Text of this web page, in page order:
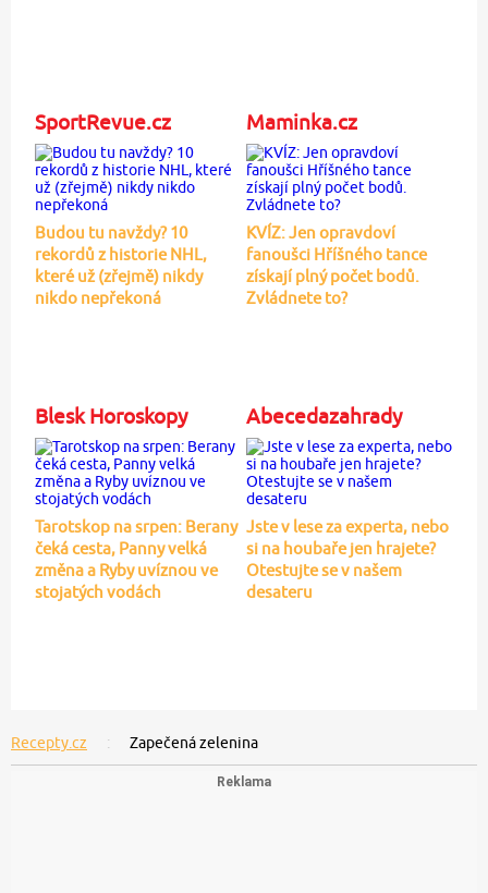
SportRevue.cz
Budou tu navždy? 10
rekordů z historie NHL,
které už (zřejmě) nikdy
nikdo nepřekoná
Maminka.cz
KVÍZ: Jen opravdoví
fanoušci Hříšného tance
získají plný počet bodů.
Zvládnete to?
Blesk Horoskopy
Tarotskop na srpen: Berany
čeká cesta, Panny velká
změna a Ryby uvíznou ve
stojatých vodách
Abecedazahrady
Jste v lese za experta, nebo
si na houbaře jen hrajete?
Otestujte se v našem
desateru
Recepty.cz Zapečená zelenina